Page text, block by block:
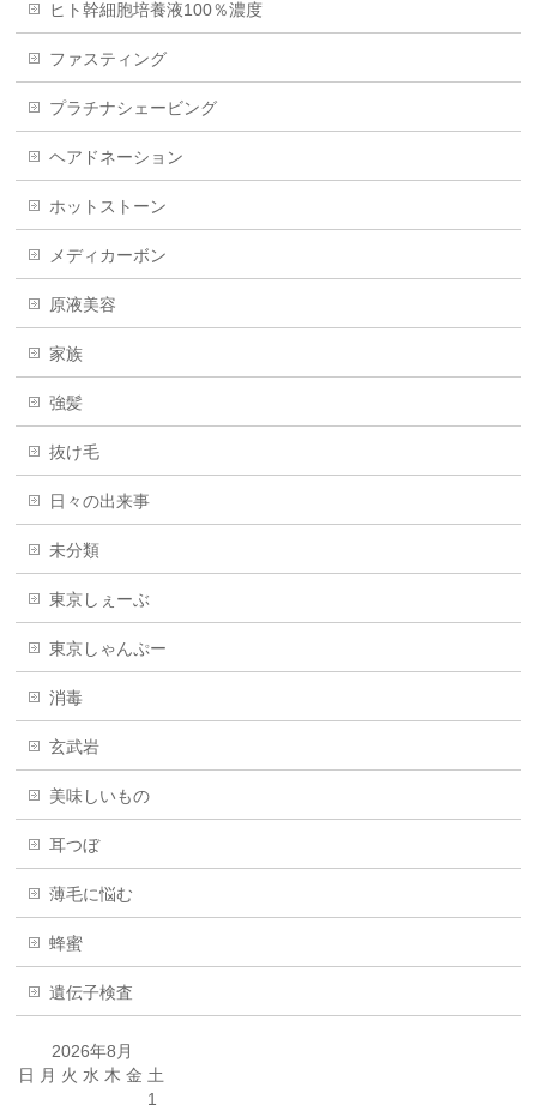
ヒト幹細胞培養液100％濃度
ファスティング
プラチナシェービング
ヘアドネーション
ホットストーン
メディカーボン
原液美容
家族
強髪
抜け毛
日々の出来事
未分類
東京しぇーぶ
東京しゃんぷー
消毒
玄武岩
美味しいもの
耳つぼ
薄毛に悩む
蜂蜜
遺伝子検査
2026年8月
日 月 火 水 木 金 土
1